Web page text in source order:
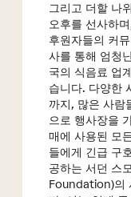
그리고 더할 나
오후를 선사하
후원자들의 커
사를 통해 엄청
국의 식음료 업
습니다. 다양한
까지, 많은 사람
으로 행사장을
매에 사용된 모
들에게 긴급 구
공하는 서던 스
Foundation)의